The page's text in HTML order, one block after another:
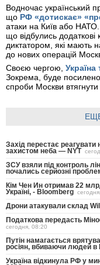
Водночас український
що РФ «дотискає»
атаки на Київ або
що відбулись додаткові
диктатором, які мають
до нових операцій
Своєю чергою,
Зокрема, буде посилено
спроби Москви втягнути
Захід перестає
захистом неба — NYT
ЗСУ взяли під контроль
почались серйозні
Кім Чен Ин отримав 22
Україні, - Bloomberg
Дрони атакували склад
Податкова передасть
сегодня, 08:20
Путін намагається
росіян, вбиваючи людей в
Україна відкинула РФ у